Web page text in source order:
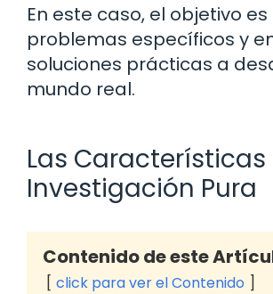
En este caso, el objetivo
problemas específicos y
soluciones prácticas a
mundo real.
Las Características
Investigación Pura
Contenido de este
click para ver el Contenido